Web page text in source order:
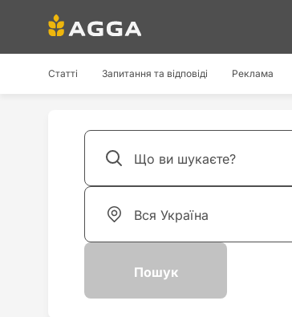
Статті Запитання та відповіді Реклама